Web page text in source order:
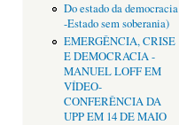
Do estado da democracia
-Estado sem soberania)
EMERGÊNCIA, CRISE
E DEMOCRACIA -
MANUEL LOFF EM
VÍDEO-
CONFERÊNCIA DA
UPP EM 14 DE MAIO